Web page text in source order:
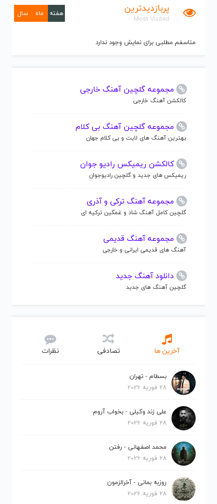
پربازدیدترین
Most Visited
هفته ماه سال
متاسفم مطلبی برای نمایش وجود ندارد
مجموعه گلچین آهنگ خارجی
کالکشن آهنگ خارجی
مجموعه گلچین آهنگ بی کلام
بهترین آهنگ های لایت و بی کلام جهان
کالکشن ریمیکس رادیو جوان
ریمیکس های جدید و گلچین رادیوجوان
مجموعه آهنگ ترکی و آذری
گلچین کامل آهنگ شاد و غمگین ترکیه ای
مجموعه آهنگ قدیمی
آهنگ های قدیمی ایرانی و خارجی
دانلود آهنگ جدید
گلچین آهنگ های جدید
آخرین ها تصادفی نظرات
بسطام - تهران
28 فوریه 2026
علی زند وکیلی - بخواب آروم
28 فوریه 2026
محمد اصفهانی - رفتن
28 فوریه 2026
روزبه بمانی - آخرالزمون
28 فوریه 2026